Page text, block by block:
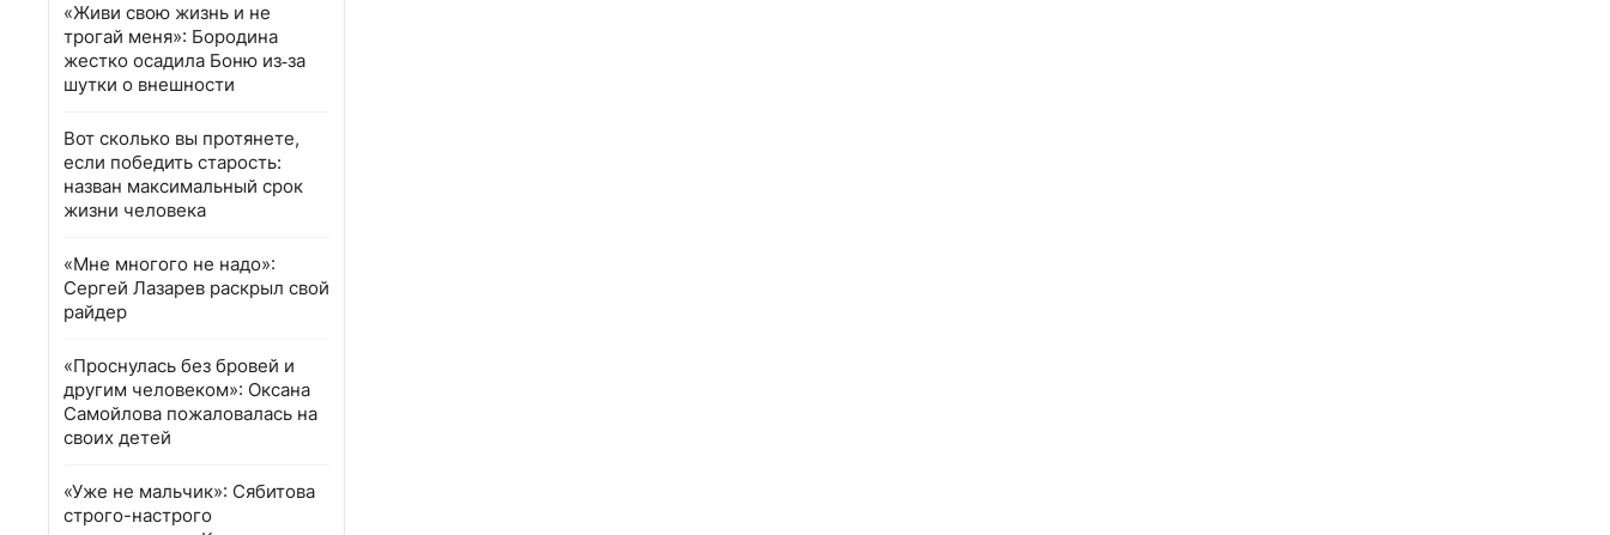
«Живи свою жизнь и не
трогай меня»: Бородина
жестко осадила Боню из‑за
шутки о внешности
Вот сколько вы протянете,
если победить старость:
назван максимальный срок
жизни человека
«Мне многого не надо»:
Сергей Лазарев раскрыл свой
райдер
«Проснулась без бровей и
другим человеком»: Оксана
Самойлова пожаловалась на
своих детей
«Уже не мальчик»: Сябитова
строго-настрого